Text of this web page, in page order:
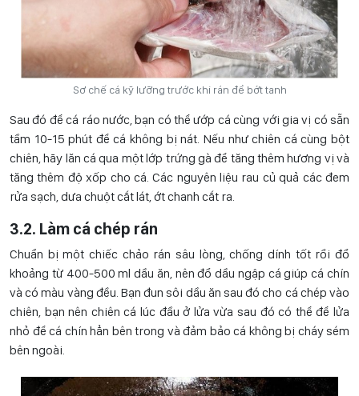
Sơ chế cá kỹ lưỡng trước khi rán để bớt tanh
Sau đó để cá ráo nước, bạn có thể ướp cá cùng với gia vị có sẵn
tầm 10-15 phút để cá không bị nát. Nếu như chiên cá cùng bột
chiên, hãy lăn cá qua một lớp trứng gà để tăng thêm hương vị và
tăng thêm độ xốp cho cá. Các nguyên liệu rau củ quả các đem
rửa sạch, dưa chuột cắt lát, ớt chanh cắt ra.
3.2. Làm cá chép rán
Chuẩn bị một chiếc chảo rán sâu lòng, chống dính tốt rồi đổ
khoảng từ 400-500 ml dầu ăn, nên đổ dầu ngập cá giúp cá chín
và có màu vàng đều. Bạn đun sôi dầu ăn sau đó cho cá chép vào
chiên, bạn nên chiên cá lúc đầu ở lửa vừa sau đó có thể để lửa
nhỏ để cá chín hẳn bên trong và đảm bảo cá không bị cháy sém
bên ngoài.